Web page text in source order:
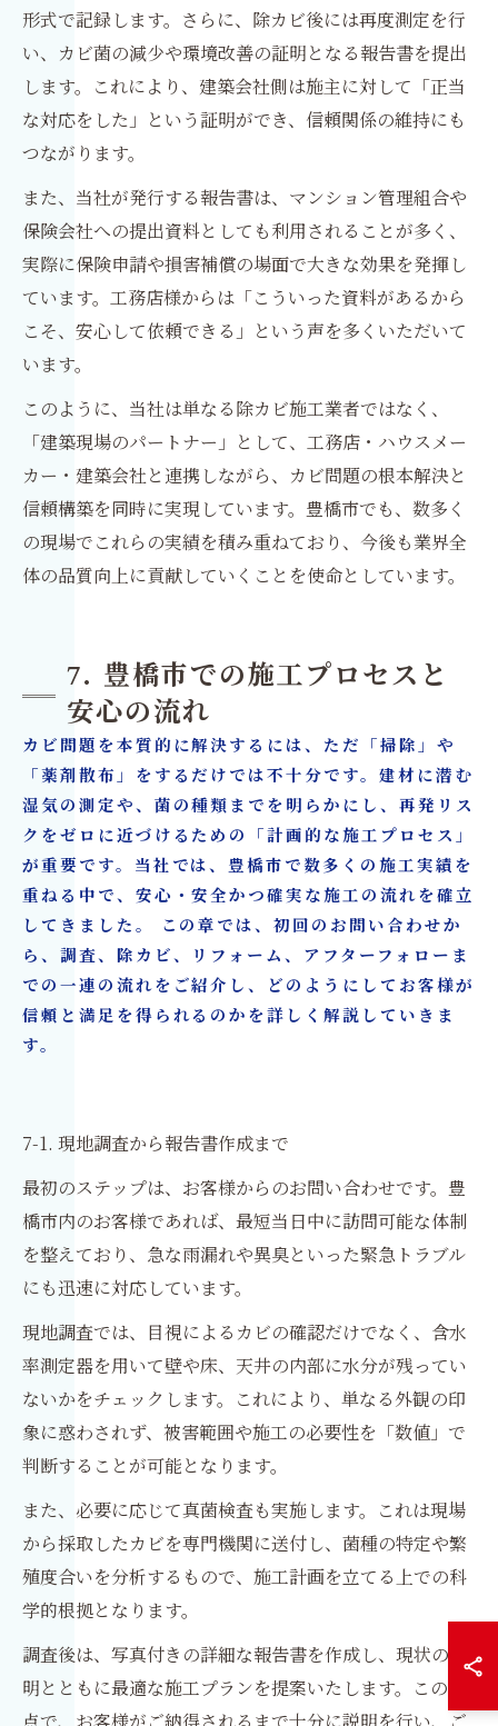
形式で記録します。さらに、除カビ後には再度測定を行
い、カビ菌の減少や環境改善の証明となる報告書を提出
します。これにより、建築会社側は施主に対して「正当
な対応をした」という証明ができ、信頼関係の維持にも
つながります。
また、当社が発行する報告書は、マンション管理組合や
保険会社への提出資料としても利用されることが多く、
実際に保険申請や損害補償の場面で大きな効果を発揮し
ています。工務店様からは「こういった資料があるから
こそ、安心して依頼できる」という声を多くいただいて
います。
このように、当社は単なる除カビ施工業者ではなく、
「建築現場のパートナー」として、工務店・ハウスメー
カー・建築会社と連携しながら、カビ問題の根本解決と
信頼構築を同時に実現しています。豊橋市でも、数多く
の現場でこれらの実績を積み重ねており、今後も業界全
体の品質向上に貢献していくことを使命としています。
7. 豊橋市での施工プロセスと
安心の流れ
カビ問題を本質的に解決するには、ただ「掃除」や
「薬剤散布」をするだけでは不十分です。建材に潜む
湿気の測定や、菌の種類までを明らかにし、再発リス
クをゼロに近づけるための「計画的な施工プロセス」
が重要です。当社では、豊橋市で数多くの施工実績を
重ねる中で、安心・安全かつ確実な施工の流れを確立
してきました。 この章では、初回のお問い合わせか
ら、調査、除カビ、リフォーム、アフターフォローま
での一連の流れをご紹介し、どのようにしてお客様が
信頼と満足を得られるのかを詳しく解説していきま
す。
7-1. 現地調査から報告書作成まで
最初のステップは、お客様からのお問い合わせです。豊
橋市内のお客様であれば、最短当日中に訪問可能な体制
を整えており、急な雨漏れや異臭といった緊急トラブル
にも迅速に対応しています。
現地調査では、目視によるカビの確認だけでなく、含水
率測定器を用いて壁や床、天井の内部に水分が残ってい
ないかをチェックします。これにより、単なる外観の印
象に惑わされず、被害範囲や施工の必要性を「数値」で
判断することが可能となります。
また、必要に応じて真菌検査も実施します。これは現場
から採取したカビを専門機関に送付し、菌種の特定や繁
殖度合いを分析するもので、施工計画を立てる上での科
学的根拠となります。
調査後は、写真付きの詳細な報告書を作成し、現状の説
明とともに最適な施工プランを提案いたします。この時
点で、お客様がご納得されるまで十分に説明を行い、ご